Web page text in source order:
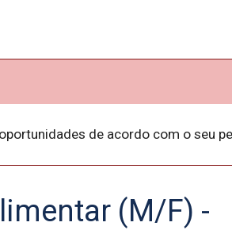
de acordo com o seu
(M/F) -